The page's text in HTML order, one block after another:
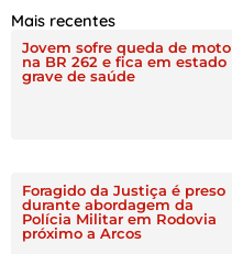
Mais recentes
Jovem sofre queda de moto
na BR 262 e fica em estado
grave de saúde
Foragido da Justiça é preso
durante abordagem da
Polícia Militar em Rodovia
próximo a Arcos